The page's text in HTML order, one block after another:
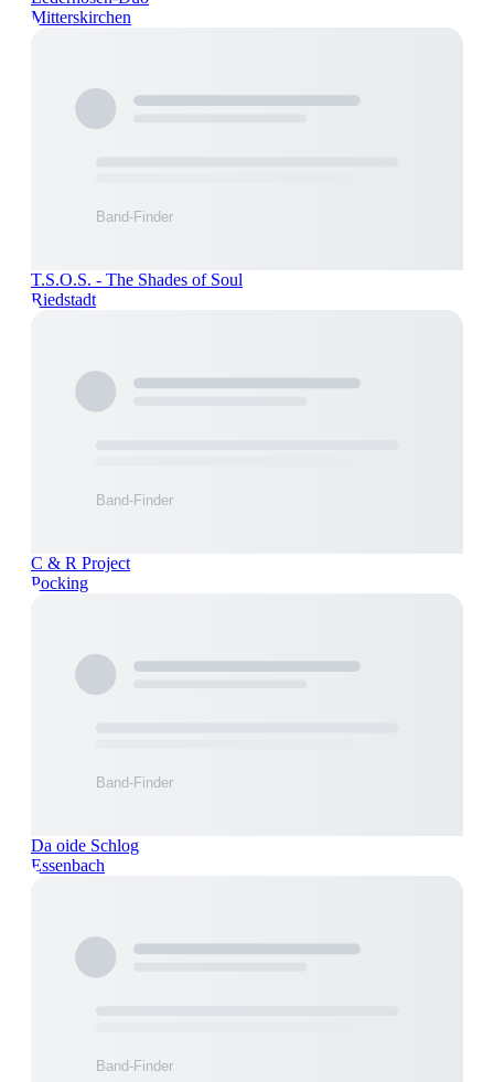
Mitterskirchen
T.S.O.S. - The Shades of Soul
Riedstadt
C & R Project
Pocking
Da oide Schlog
Essenbach